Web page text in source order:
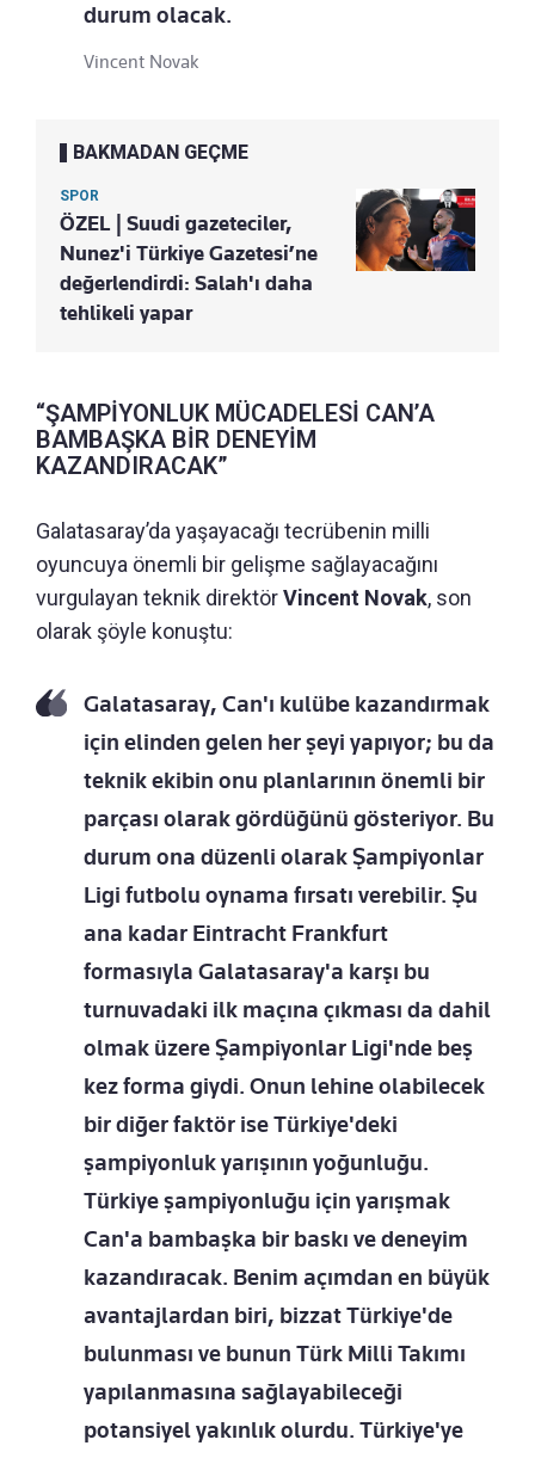
durum olacak.
Vincent Novak
BAKMADAN GEÇME
SPOR
ÖZEL | Suudi gazeteciler,
Nunez'i Türkiye Gazetesi’ne
değerlendirdi: Salah'ı daha
tehlikeli yapar
“ŞAMPİYONLUK MÜCADELESİ CAN’A
BAMBAŞKA BİR DENEYİM
KAZANDIRACAK”
Galatasaray’da yaşayacağı tecrübenin milli
oyuncuya önemli bir gelişme sağlayacağını
vurgulayan teknik direktörVincent Novak, son
olarak şöyle konuştu:
Galatasaray, Can'ı kulübe kazandırmak
için elinden gelen her şeyi yapıyor; bu da
teknik ekibin onu planlarının önemli bir
parçası olarak gördüğünü gösteriyor. Bu
durum ona düzenli olarak Şampiyonlar
Ligi futbolu oynama fırsatı verebilir. Şu
ana kadar Eintracht Frankfurt
formasıyla Galatasaray'a karşı bu
turnuvadaki ilk maçına çıkması da dahil
olmak üzere Şampiyonlar Ligi'nde beş
kez forma giydi. Onun lehine olabilecek
bir diğer faktör ise Türkiye'deki
şampiyonluk yarışının yoğunluğu.
Türkiye şampiyonluğu için yarışmak
Can'a bambaşka bir baskı ve deneyim
kazandıracak. Benim açımdan en büyük
avantajlardan biri, bizzat Türkiye'de
bulunması ve bunun Türk Milli Takımı
yapılanmasına sağlayabileceği
potansiyel yakınlık olurdu. Türkiye'ye